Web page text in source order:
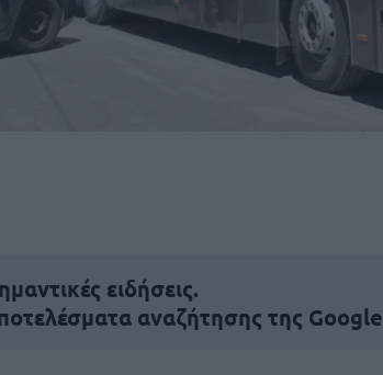
ειδήσεις.
αναζήτησης της Google